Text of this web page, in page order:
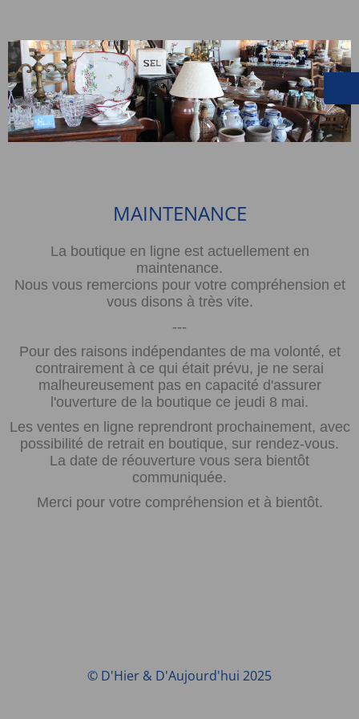
MAINTENANCE
La boutique en ligne est actuellement en
maintenance.
Nous vous remercions pour votre compréhension et
vous disons à très vite.
---
Pour des raisons indépendantes de ma volonté, et
contrairement à ce qui était prévu, je ne serai
malheureusement pas en capacité d'assurer
l'ouverture de la boutique ce jeudi 8 mai.
Les ventes en ligne reprendront prochainement, avec
possibilité de retrait en boutique, sur rendez-vous.
La date de réouverture vous sera bientôt
communiquée.
Merci pour votre compréhension et à bientôt.
© D'Hier & D'Aujourd'hui 2025